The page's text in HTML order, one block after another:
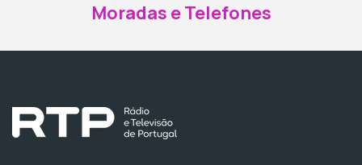
Moradas e Telefones